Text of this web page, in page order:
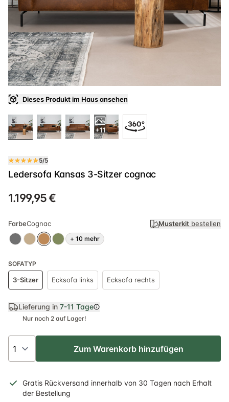
Dieses Produkt im Haus ansehen
+11
5/5
Ledersofa Kansas 3-Sitzer cognac
1.199,95 €
FarbeCognac Musterkit bestellen
+ 10 mehr
SOFATYP
3-Sitzer Ecksofa links Ecksofa rechts
Lieferung in 7-11 Tage
Nur noch 2 auf Lager!
Zum Warenkorb hinzufügen
Gratis Rückversand innerhalb von 30 Tagen nach Erhalt
der Bestellung